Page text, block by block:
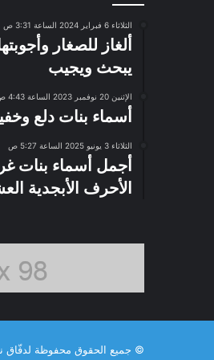
الثلاثاء 6 فبراير 2024 الساعة 3:31 ص
ألغاز للصغار
يبحث ويجيب
الإثنين 20 نوفمبر 2023 الساعة 4:43 ص
أسماء بنات دلع وخفيفة
الثلاثاء 3 يونيو 2025 الساعة 5:27 ص
أجمل أسماء بنات
الأحرف الأبجدية
© جميع الحقوق محفوظة لدفّاق